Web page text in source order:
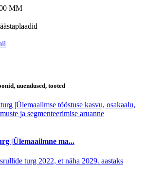
MM
uuendused, tooted
|Ülemaailmne ma...